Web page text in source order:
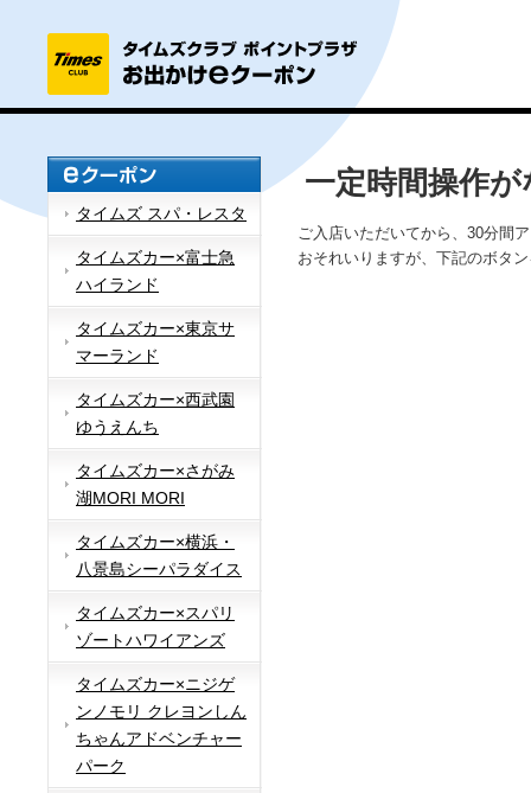
タイムズ スパ・レスタ
タイムズカー×富士急
ハイランド
タイムズカー×東京サ
マーランド
タイムズカー×西武園
ゆうえんち
タイムズカー×さがみ
湖MORI MORI
タイムズカー×横浜・
八景島シーパラダイス
タイムズカー×スパリ
ゾートハワイアンズ
タイムズカー×ニジゲ
ンノモリ クレヨンしん
ちゃんアドベンチャー
パーク
一定時間操作
ご入店いただいてから、30分間
おそれいりますが、下記のボタ